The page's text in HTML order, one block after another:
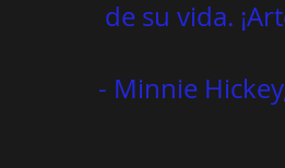
- Minnie